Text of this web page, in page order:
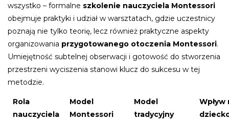
wszystko – formalne szkolenie nauczyciela Montessori
obejmuje praktyki i udział w warsztatach, gdzie uczestnicy
poznają nie tylko teorię, lecz również praktyczne aspekty
organizowania przygotowanego otoczenia Montessori.
Umiejętność subtelnej obserwacji i gotowość do stworzenia
przestrzeni wyciszenia stanowi klucz do sukcesu w tej
metodzie.
Rola
nauczyciela
Model
Montessori
Model
tradycyjny
Wpływ